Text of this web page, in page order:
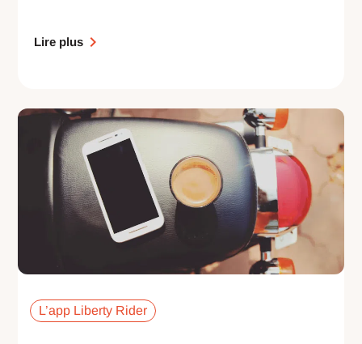
Lire plus
L’app Liberty Rider